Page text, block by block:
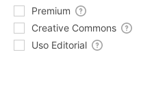
Premium
Creative Commons
Uso Editorial